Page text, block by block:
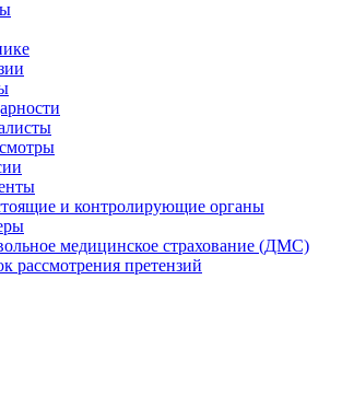
и контролирующие органы
медицинское страхование (ДМС)
рассмотрения претензий